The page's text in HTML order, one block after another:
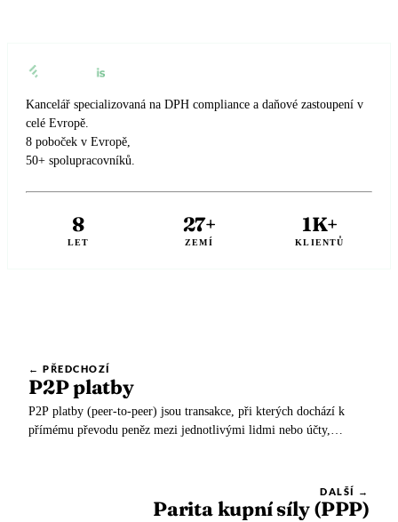
🇳🇴
🇵🇱
🇦🇹 Rakousko
🇸🇮 Slovinsko
🇬🇧 Spojené království
🇪🇸 Španělsko
🇳🇱 Nizozemsko
🇳🇴 Norsko
🇵🇹 Portugalsko
🇪🇱 Řecko
🇸🇰 Slovensko
🇸🇮 Slovinsko
Kancelář specializovaná na DPH compliance a daňové zastoupení v
celé Evropě.
8 poboček v Evropě,
50+ spolupracovníků.
8
LET
27+
ZEMÍ
1K+
KLIENTŮ
← PŘEDCHOZÍ
P2P platby
P2P platby (peer-to-peer) jsou transakce, při kterých dochází k
přímému převodu peněz mezi jednotlivými lidmi nebo účty,
DALŠÍ →
Parita kupní síly (PPP)